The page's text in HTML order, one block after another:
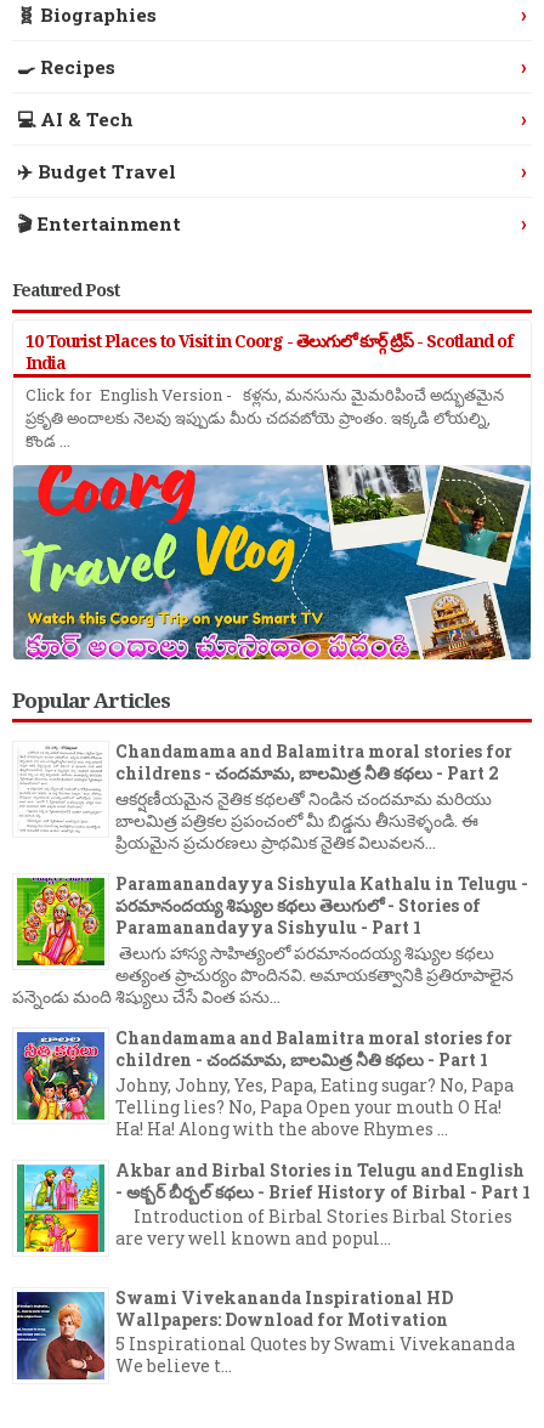
🧬 Biographies ›
🍳 Recipes ›
💻 AI & Tech ›
✈️ Budget Travel ›
🎬 Entertainment ›
Featured Post
10 Tourist Places to Visit in Coorg - తెలుగులో కూర్గ్ ట్రిప్ - Scotland of
India
Click for English Version - కళ్లను, మనసును మైమరిపించే అద్భుతమైన
ప్రకృతి అందాలకు నెలవు ఇప్పుడు మీరు చదవబోయె ప్రాంతం. ఇక్కడి లోయల్ని,
కొండ ...
Popular Articles
Chandamama and Balamitra moral stories for
childrens - చందమామ, బాలమిత్ర నీతి కథలు - Part 2
ఆకర్షణీయమైన నైతిక కథలతో నిండిన చందమామ మరియు
బాలమిత్ర పత్రికల ప్రపంచంలో మీ బిడ్డను తీసుకెళ్ళండి. ఈ
ప్రియమైన ప్రచురణలు ప్రాథమిక నైతిక విలువలన...
Paramanandayya Sishyula Kathalu in Telugu -
పరమానందయ్య శిష్యుల కథలు తెలుగులో - Stories of
Paramanandayya Sishyulu - Part 1
తెలుగు హాస్య సాహిత్యంలో పరమానందయ్య శిష్యుల కథలు
అత్యంత ప్రాచుర్యం పొందినవి. అమాయకత్వానికి ప్రతిరూపాలైన
పన్నెండు మంది శిష్యులు చేసే వింత పను...
Chandamama and Balamitra moral stories for
children - చందమామ, బాలమిత్ర నీతి కథలు - Part 1
Johny, Johny, Yes, Papa, Eating sugar? No, Papa
Telling lies? No, Papa Open your mouth O Ha!
Ha! Ha! Along with the above Rhymes ...
Akbar and Birbal Stories in Telugu and English
- అక్బర్ బీర్బల్ కథలు - Brief History of Birbal - Part 1
Introduction of Birbal Stories Birbal Stories
are very well known and popul...
Swami Vivekananda Inspirational HD
Wallpapers: Download for Motivation
5 Inspirational Quotes by Swami Vivekananda
We believe t...